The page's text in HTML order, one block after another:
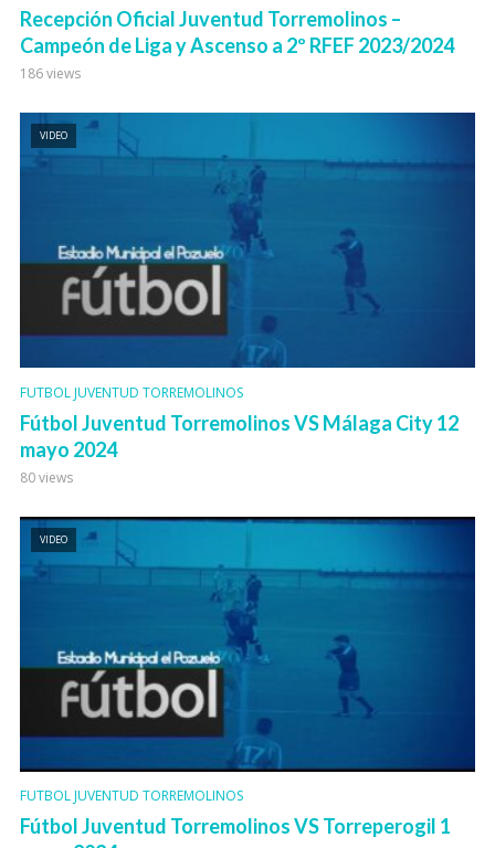
Recepción Oficial Juventud Torremolinos –
Campeón de Liga y Ascenso a 2º RFEF 2023/2024
186 views
VIDEO
FUTBOL JUVENTUD TORREMOLINOS
Fútbol Juventud Torremolinos VS Málaga City 12
mayo 2024
80 views
VIDEO
FUTBOL JUVENTUD TORREMOLINOS
Fútbol Juventud Torremolinos VS Torreperogil 1